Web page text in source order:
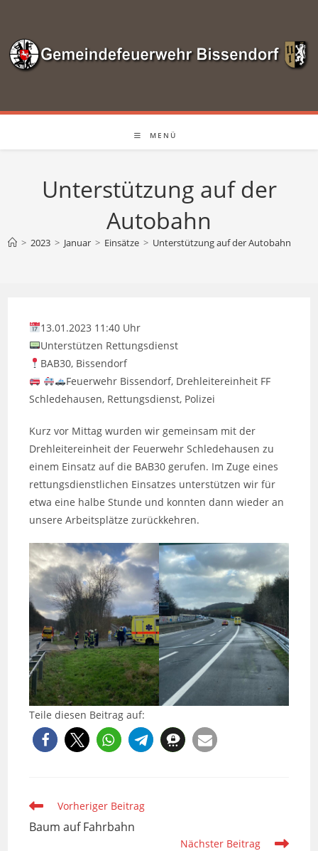
springen
MENÜ
Unterstützung auf der
Autobahn
> 2023 > Januar > Einsätze > Unterstützung auf der Autobahn
13.01.2023 11:40 Uhr
Unterstützen Rettungsdienst
BAB30, Bissendorf
Feuerwehr Bissendorf, Drehleitereinheit FF
Schledehausen, Rettungsdienst, Polizei
Kurz vor Mittag wurden wir gemeinsam mit der
Drehleitereinheit der Feuerwehr Schledehausen zu
einem Einsatz auf die BAB30 gerufen. Im Zuge eines
rettungsdienstlichen Einsatzes unterstützen wir für
etwa eine halbe Stunde und konnten dann wieder an
unsere Arbeitsplätze zurückkehren.
Teile diesen Beitrag auf:
Weitere
ansehen
Vorheriger Beitrag
Baum auf Fahrbahn
Nächster Beitrag